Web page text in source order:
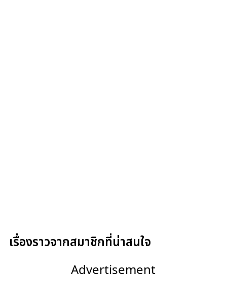
เรื่องราวจากสมาชิกที่น่าสนใจ
Advertisement